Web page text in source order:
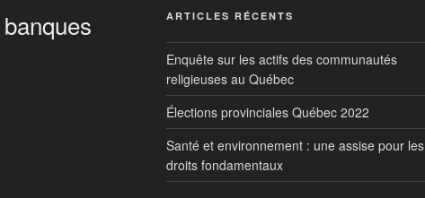
ARTICLES RÉCENTS
Enquête sur les actifs des communautés
religieuses au Québec
Élections provinciales Québec 2022
Santé et environnement : une assise pour les
droits fondamentaux